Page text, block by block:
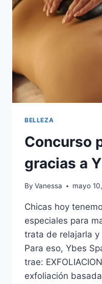
PARA
BELLEZA
Concurso
gracias a
By Vanessa mayo
Chicas hoy
especiales para
trata de relajarla
Para eso, Ybes
trae:
exfoliación